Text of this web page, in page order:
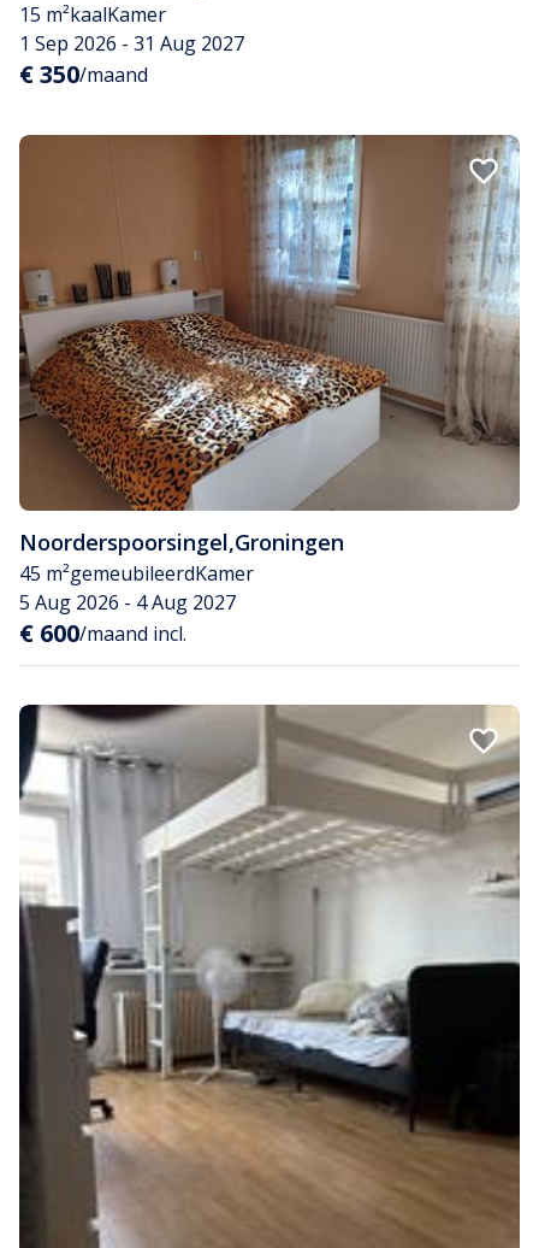
15 m²kaalKamer
1 Sep 2026 - 31 Aug 2027
€ 350/maand
Noorderspoorsingel,Groningen
45 m²gemeubileerdKamer
5 Aug 2026 - 4 Aug 2027
€ 600/maand incl.